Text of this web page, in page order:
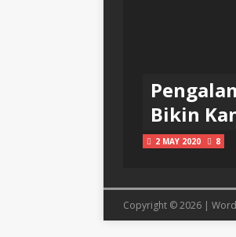
Bikin
2 MAY 2020 8
Copyright © 2026 |